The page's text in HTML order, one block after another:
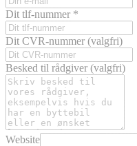
Dit tlf-nummer *
Dit CVR-nummer (valgfri)
Besked til rådgiver (valgfri)
Website